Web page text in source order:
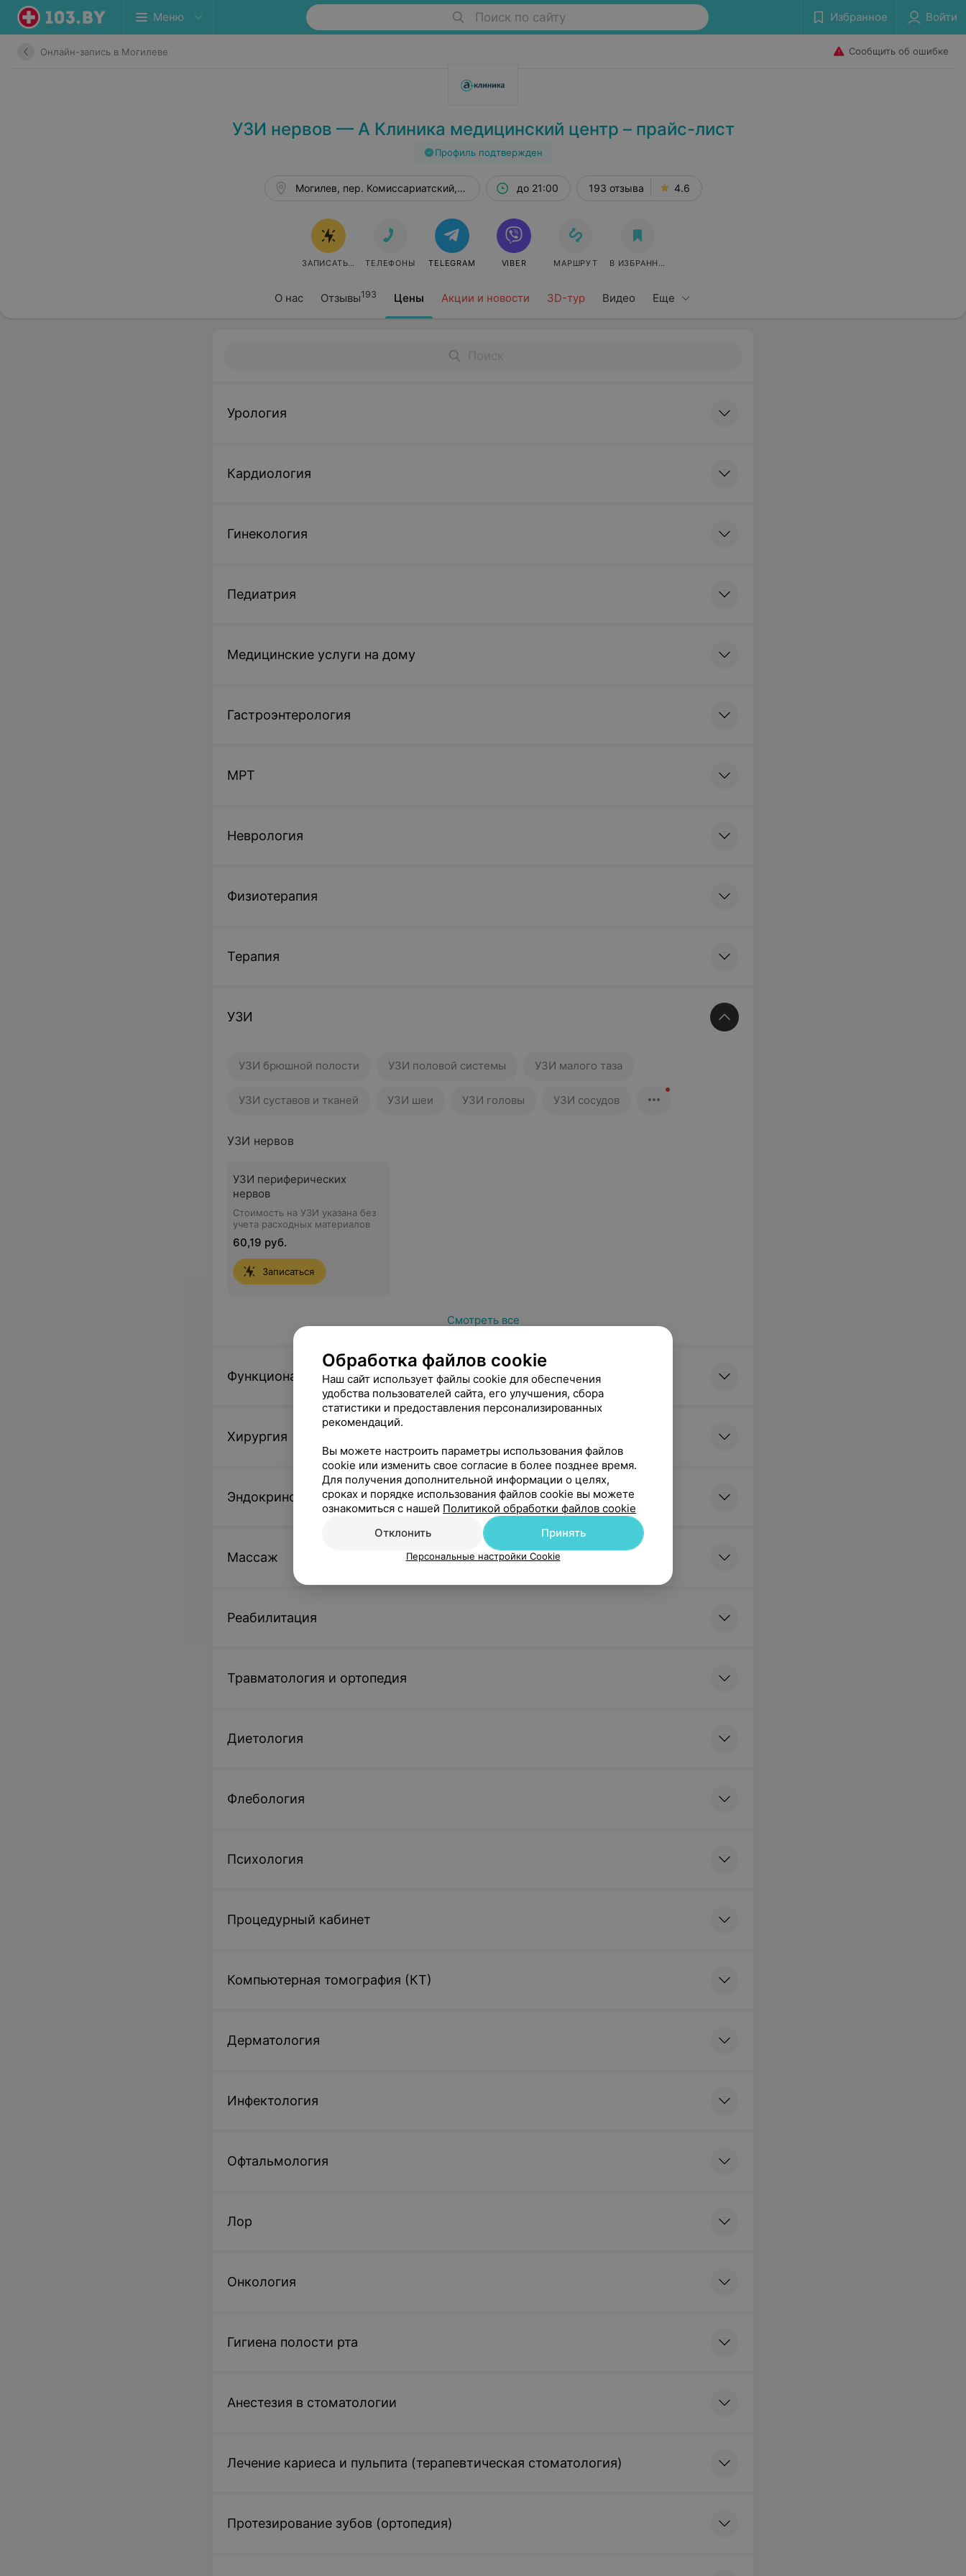
Меню Поиск по сайту Избранное Войти
Онлайн-запись в Могилеве Сообщить об ошибке
УЗИ нервов — А Клиника медицинский центр – прайс-лист
Профиль подтвержден
О нас Отзывы193 Цены Акции и новости 3D-тур Видео Еще
Могилев, пер. Комиссариатский, 29/1 до 21:00 193 отзыва 4.6
ЗАПИСАТЬСЯ ТЕЛЕФОНЫ TELEGRAM VIBER МАРШРУТ В ИЗБРАННОЕ
Урология
Кардиология
Гинекология
Педиатрия
Медицинские услуги на дому
Гастроэнтерология
МРТ
Неврология
Физиотерапия
Терапия
УЗИ
УЗИ брюшной полости УЗИ половой системы УЗИ малого таза
УЗИ суставов и тканей УЗИ шеи УЗИ головы УЗИ сосудов
УЗИ нервов
УЗИ периферических
нервов
Стоимость на УЗИ указана без
учета расходных материалов
60,19 руб.
Записаться
Смотреть все
Функциональная диагностика
Хирургия
Эндокринология
Массаж
Реабилитация
Травматология и ортопедия
Диетология
Флебология
Психология
Процедурный кабинет
Компьютерная томография (КТ)
Дерматология
Инфектология
Офтальмология
Лор
Онкология
Гигиена полости рта
Анестезия в стоматологии
Лечение кариеса и пульпита (терапевтическая стоматология)
Протезирование зубов (ортопедия)
Обработка файлов cookie
Наш сайт использует файлы cookie для обеспечения
удобства пользователей сайта, его улучшения, сбора
статистики и предоставления персонализированных
рекомендаций.
Вы можете настроить параметры использования файлов
cookie или изменить свое согласие в более позднее время.
Для получения дополнительной информации о целях,
сроках и порядке использования файлов cookie вы можете
ознакомиться с нашей Политикой обработки файлов cookie
Отклонить
Принять
Персональные настройки Cookie